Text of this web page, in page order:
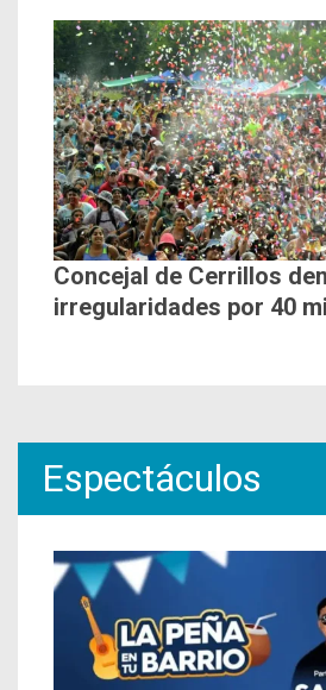
Concejal de Cerrillos
irregularidades por 40
Espectáculos